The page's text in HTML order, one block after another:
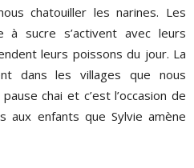
chatouiller les narines. Les
sucre s’activent avec leurs
leurs poissons du jour. La
dans les villages que nous
chai et c’est l’occasion de
aux enfants que Sylvie amène